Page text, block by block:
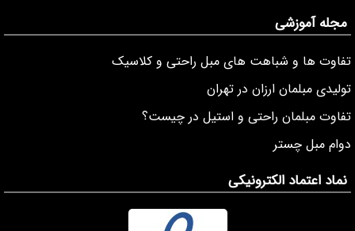
مجله آموزشی
تفاوت ها و شباهت های مبل راحتی و کلاسیک
تولیدی مبلمان ارزان در تهران
تفاوت مبلمان راحتی و استیل در چیست؟
دوام مبل چستر
نماد اعتماد الکترونیکی